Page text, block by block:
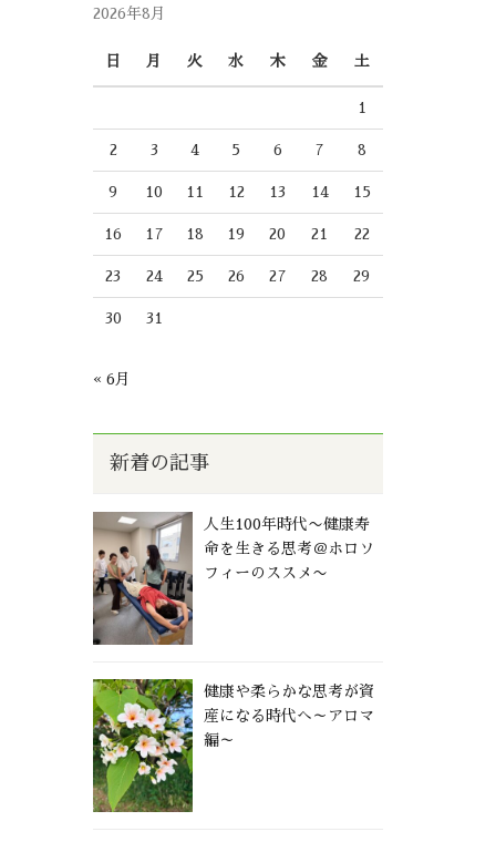
2026年8月
日 月 火 水 木 金 土
1
2 3 4 5 6 7 8
9 10 11 12 13 14 15
16 17 18 19 20 21 22
23 24 25 26 27 28 29
30 31
« 6月
新着の記事
人生100年時代〜健康寿
命を生きる思考＠ホロソ
フィーのススメ〜
健康や柔らかな思考が資
産になる時代へ～アロマ
編～